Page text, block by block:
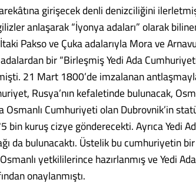
girişecek denli denizciliğini
anlaşarak “İyonya adaları” olarak
Pakso ve Çuka adalarıyla Mora ve
adalardan bir “Birleşmiş Yedi Ada
21 Mart 1800’de imzalanan
Rusya’nın kefaletinde bulunacak,
Osmanlı Cumhuriyeti olan Dubrovnik’in
bin kuruş cizye gönderecekti. Ayrıca Yedi
da bulunacaktı. Üstelik bu cumhuriyetin
yetkililerince hazırlanmış ve Yedi
onaylanmıştı.